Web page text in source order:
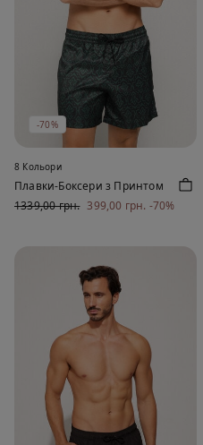
-70%
8 Кольори
Плавки-Боксери з Принтом
1339,00 грн. 399,00 грн. -70%